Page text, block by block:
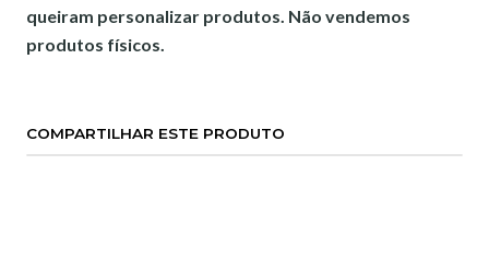
queiram personalizar produtos. Não vendemos
produtos físicos.
COMPARTILHAR ESTE PRODUTO